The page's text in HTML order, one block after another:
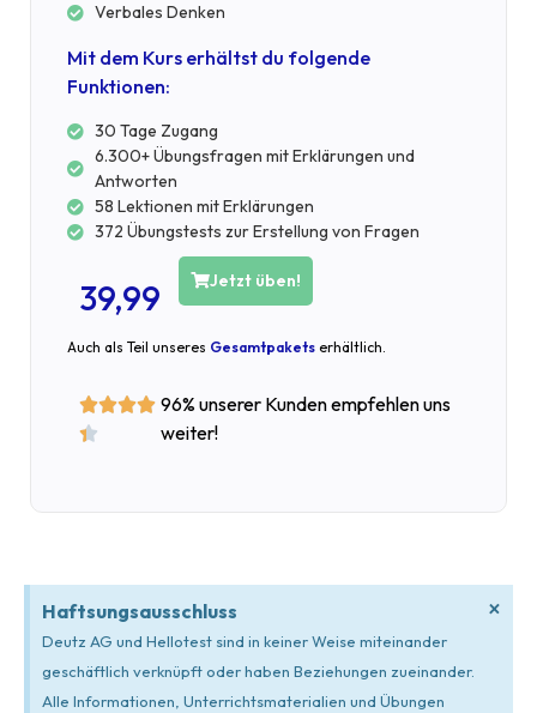
Verbales Denken
Mit dem Kurs erhältst du folgende
Funktionen:
30 Tage Zugang
6.300+ Übungsfragen mit Erklärungen und
Antworten
58 Lektionen mit Erklärungen
372 Übungstests zur Erstellung von Fragen
39,99 Jetzt üben!
Auch als Teil unseres Gesamtpakets erhältlich.


96% unserer Kunden empfehlen uns
weiter!
Haftsungsausschluss
Deutz AG und Hellotest sind in keiner Weise miteinander
geschäftlich verknüpft oder haben Beziehungen zueinander.
Alle Informationen, Unterrichtsmaterialien und Übungen
×